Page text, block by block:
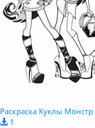
Раскраска Куклы
1